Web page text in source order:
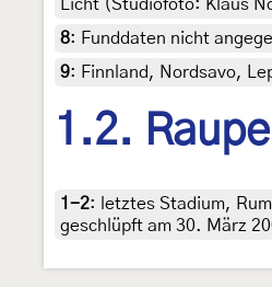
Licht (Studiofoto: Klaus
8: Funddaten nicht
9: Finnland, Nordsavo,
1.2. Raupe
1-2:
letztes Stadium,
geschlüpft am 30. März